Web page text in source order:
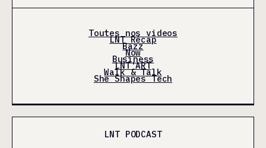
Toutes nos videos
LNT Récap
Bazz
Now
Business
LNT'ART
Walk & Talk
She Shapes Tech
LNT PODCAST